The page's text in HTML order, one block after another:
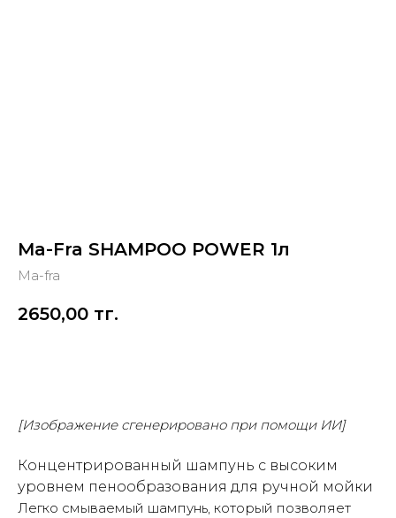
Ma-Fra SHAMPOO POWER 1л
Ma-fra
2650,00 тг.
[Изображение сгенерировано при помощи ИИ]
Концентрированный шампунь с высоким
уровнем пенообразования для ручной мойки
Легко смываемый шампунь, который позволяет